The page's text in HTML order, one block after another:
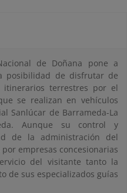
de Doñana pone a
posibilidad de disfrutar de
terrestres por el
se realizan en vehículos
Sanlúcar de Barrameda-La
Aunque su control y
de la administración del
empresas concesionarias
del visitante tanto la
de sus especializados guías